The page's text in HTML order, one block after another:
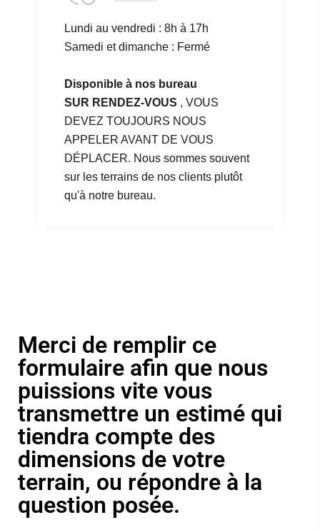
Lundi au vendredi : 8h à 17h
Samedi et dimanche : Fermé
Disponible à nos bureau
SUR RENDEZ-VOUS , VOUS
DEVEZ TOUJOURS NOUS
APPELER AVANT DE VOUS
DÉPLACER. Nous sommes souvent
sur les terrains de nos clients plutôt
qu'à notre bureau.
Merci de remplir ce
formulaire afin que nous
puissions vite vous
transmettre un estimé qui
tiendra compte des
dimensions de votre
terrain, ou répondre à la
question posée.